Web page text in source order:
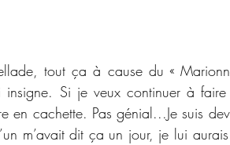
tout ça à cause du «
Si je veux continuer à faire
cachette. Pas génial...Je suis
m’avait dit ça un jour, je lui